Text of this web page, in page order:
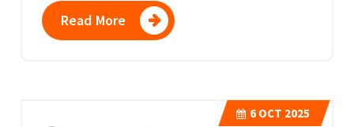
Read More
6 OCT 2025